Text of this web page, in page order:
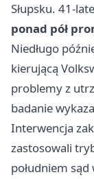
Słupsku. 41-
ponad pół
Niedługo
kierującą
problemy z
badanie
Interwencja
zastosowali
południem